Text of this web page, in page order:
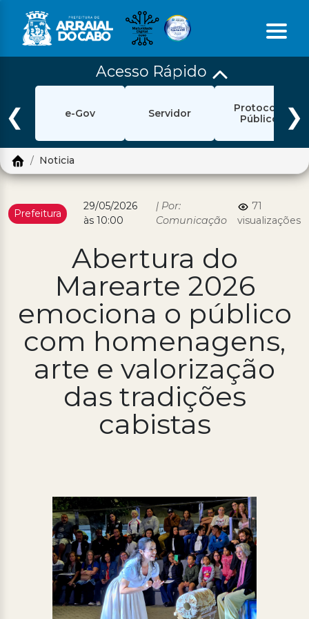
Início
Ouvidoria
Pesquisar
Política de Privacidade
Prefeitura
Diário Oficial
Processo Seletivo
Concursos
Ouvidoria | e-Sic
Acesso Institucional
Cursos
Acesso Rápido
❮ e-Gov Servidor
Protocolo
Público
❯
Noticia
Prefeitura
29/05/2026
às 10:00
| Por:
Comunicação
71
visualizações
Abertura do
Marearte 2026
emociona o público
com homenagens,
arte e valorização
das tradições
cabistas